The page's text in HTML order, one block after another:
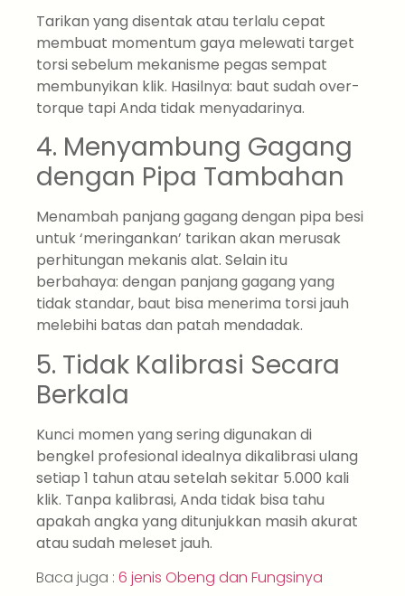
Tarikan yang disentak atau terlalu cepat
membuat momentum gaya melewati target
torsi sebelum mekanisme pegas sempat
membunyikan klik. Hasilnya: baut sudah over-
torque tapi Anda tidak menyadarinya.
4. Menyambung Gagang
dengan Pipa Tambahan
Menambah panjang gagang dengan pipa besi
untuk ‘meringankan’ tarikan akan merusak
perhitungan mekanis alat. Selain itu
berbahaya: dengan panjang gagang yang
tidak standar, baut bisa menerima torsi jauh
melebihi batas dan patah mendadak.
5. Tidak Kalibrasi Secara
Berkala
Kunci momen yang sering digunakan di
bengkel profesional idealnya dikalibrasi ulang
setiap 1 tahun atau setelah sekitar 5.000 kali
klik. Tanpa kalibrasi, Anda tidak bisa tahu
apakah angka yang ditunjukkan masih akurat
atau sudah meleset jauh.
Baca juga : 6 jenis Obeng dan Fungsinya